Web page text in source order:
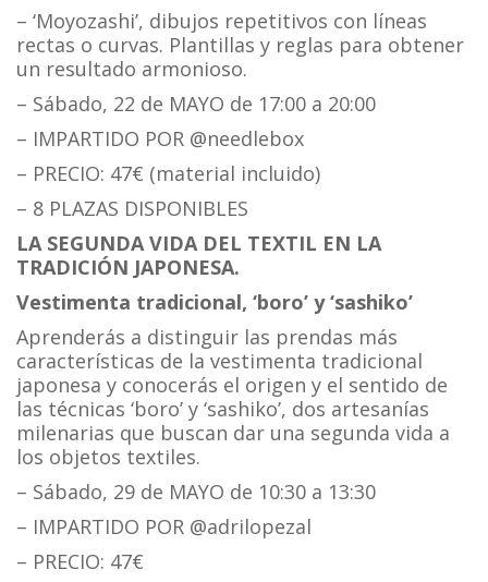
– ‘Moyozashi’, dibujos repetitivos con líneas
rectas o curvas. Plantillas y reglas para obtener
un resultado armonioso.
– Sábado, 22 de MAYO de 17:00 a 20:00
– IMPARTIDO POR @needlebox
– PRECIO: 47€ (material incluido)
– 8 PLAZAS DISPONIBLES
LA SEGUNDA VIDA DEL TEXTIL EN LA
TRADICIÓN JAPONESA.
Vestimenta tradicional, ‘boro’ y ‘sashiko’
Aprenderás a distinguir las prendas más
características de la vestimenta tradicional
japonesa y conocerás el origen y el sentido de
las técnicas ‘boro’ y ‘sashiko’, dos artesanías
milenarias que buscan dar una segunda vida a
los objetos textiles.
– Sábado, 29 de MAYO de 10:30 a 13:30
– IMPARTIDO POR @adrilopezal
– PRECIO: 47€